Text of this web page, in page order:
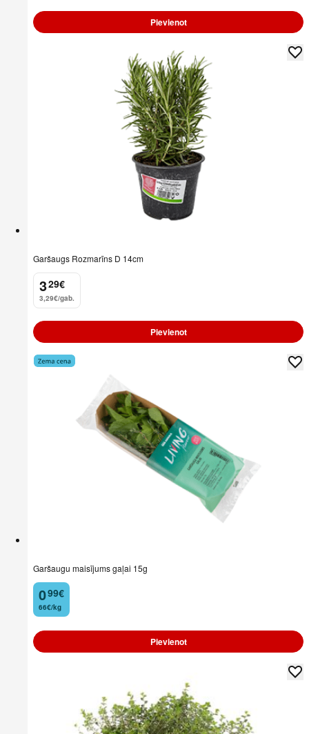
Pievienot
Garšaugs Rozmarīns D 14cm
3
. 29€
3,29€/gab.
Pievienot
Garšaugu maisījums gaļai 15g
0
. 99€
66€/kg
Pievienot